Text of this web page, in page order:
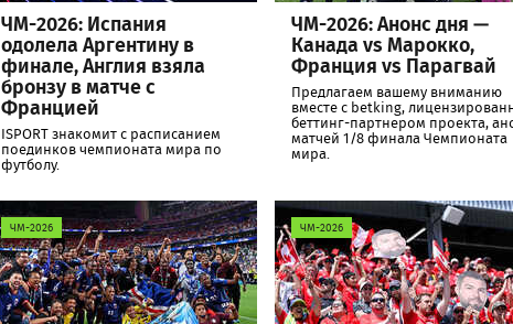
ЧМ-2026: Испания
одолела Аргентину в
финале, Англия взяла
бронзу в матче с
Францией
ISPORT знакомит с расписанием
поединков чемпионата мира по
футболу.
ЧМ-2026: Анонс дня —
Канада vs Марокко,
Франция vs Парагвай
Предлагаем вашему вниманию
вместе с betking,
беттинг-партнером проекта,
матчей 1/8 финала Чемпионата
мира.
ЧМ-2026 ЧМ-2026